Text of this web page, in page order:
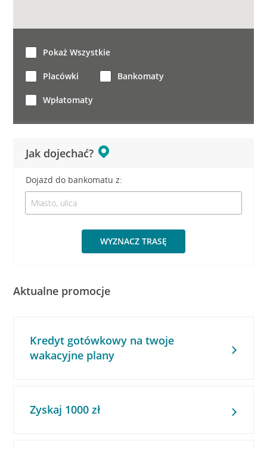
Jak dojechać?
Dojazd do bankomatu z:
WYZNACZ TRASĘ
Pokaż Wszystkie
Placówki Bankomaty
Wpłatomaty
Aktualne promocje
Kredyt gotówkowy na twoje
wakacyjne plany
Zyskaj 1000 zł